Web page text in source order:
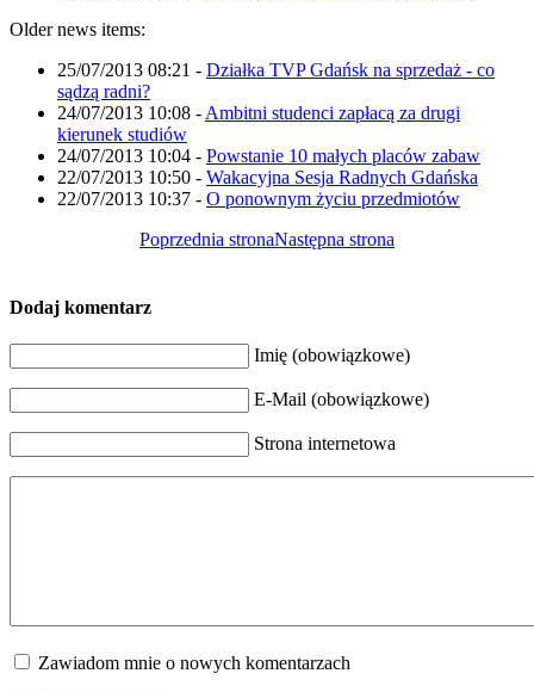
Older news items:
25/07/2013 08:21 - Działka TVP Gdańsk na sprzedaż - co
sądzą radni?
24/07/2013 10:08 - Ambitni studenci zapłacą za drugi
kierunek studiów
24/07/2013 10:04 - Powstanie 10 małych placów zabaw
22/07/2013 10:50 - Wakacyjna Sesja Radnych Gdańska
22/07/2013 10:37 - O ponownym życiu przedmiotów
Poprzednia stronaNastępna strona
Dodaj komentarz
Imię (obowiązkowe)
E-Mail (obowiązkowe)
Strona internetowa
Zawiadom mnie o nowych komentarzach